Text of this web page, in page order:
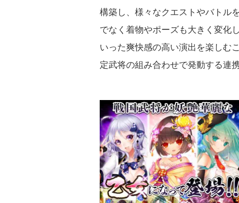
構築し、様々なクエストやバトル
でなく着物やポーズも大きく変化
いった爽快感の高い演出を楽しむ
定武将の組み合わせで発動する連